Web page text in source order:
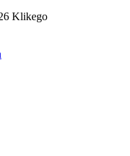
Klikego